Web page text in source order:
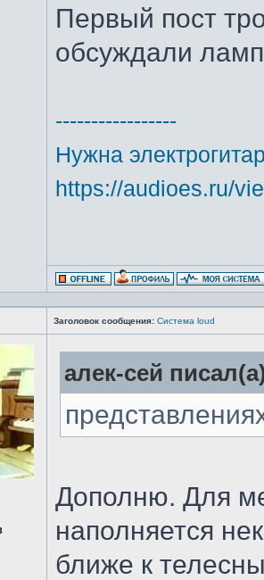
Первый пост
обсуждали
-----------------
Нужна
https://audioes.ru/
Заголовок сообщения: Система loud
алек-сей
Дополню. Для
наполняется
ближе к